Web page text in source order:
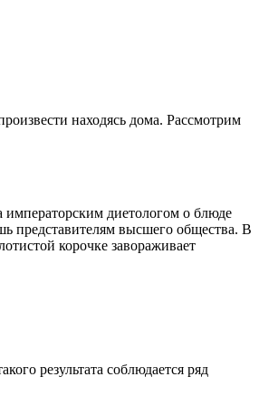
находясь дома. Рассмотрим
диетологом о блюде
представителям высшего общества. В
корочке завораживает
результата соблюдается ряд